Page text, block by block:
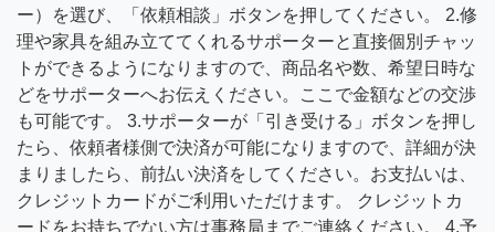
ー）を選び、「依頼相談」ボタンを押してください。 2.修
理や家具を組み立ててくれるサポーターと直接個別チャッ
トができるようになりますので、商品名や数、希望日時な
どをサポーターへお伝えください。ここで金額などの交渉
も可能です。 3.サポーターが「引き受ける」ボタンを押し
たら、依頼者様側で決済が可能になりますので、詳細が決
まりましたら、前払い決済をしてください。お支払いは、
クレジットカードがご利用いただけます。 クレジットカ
ードをお持ちでない方は事務局までご連絡ください。 4.予